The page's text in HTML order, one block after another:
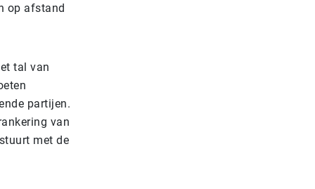
op afstand
tal van
partijen.
van
met de